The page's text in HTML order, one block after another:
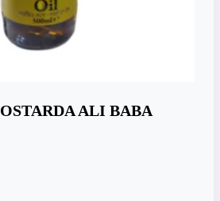
ALI BABA